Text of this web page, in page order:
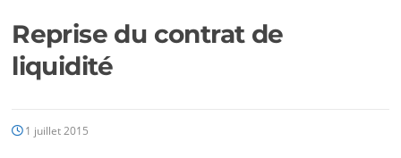
Reprise du contrat de
liquidité
1 juillet 2015